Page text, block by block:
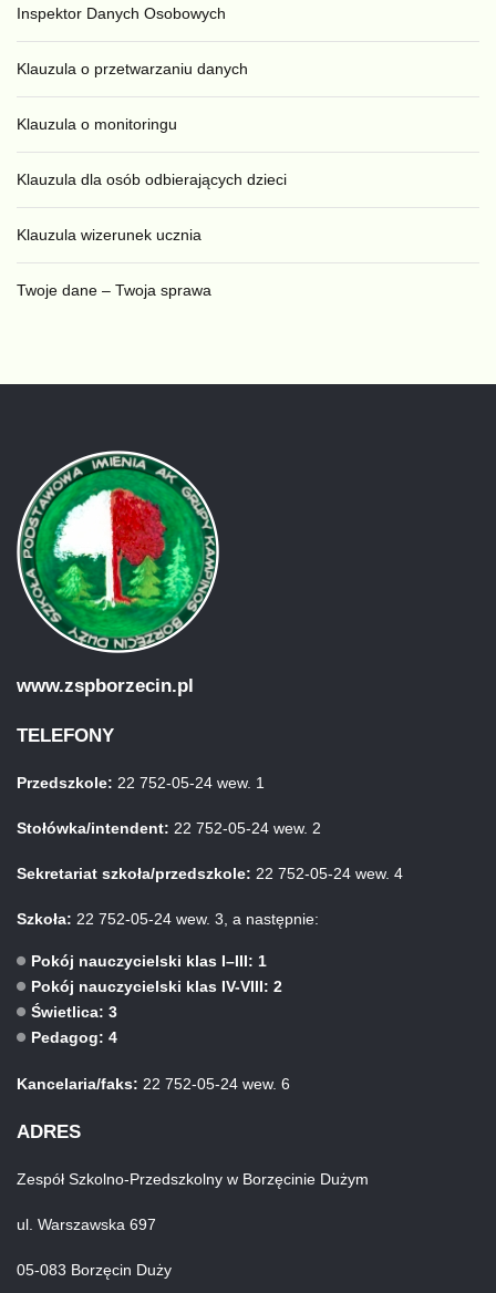
Inspektor Danych Osobowych
Klauzula o przetwarzaniu danych
Klauzula o monitoringu
Klauzula dla osób odbierających dzieci
Klauzula wizerunek ucznia
Twoje dane – Twoja sprawa
www.zspborzecin.pl
TELEFONY
Przedszkole: 22 752-05-24 wew. 1
Stołówka/intendent: 22 752-05-24 wew. 2
Sekretariat szkoła/przedszkole: 22 752-05-24 wew. 4
Szkoła: 22 752-05-24 wew. 3, a następnie:
Pokój nauczycielski klas I–III: 1
Pokój nauczycielski klas IV-VIII: 2
Świetlica: 3
Pedagog: 4
Kancelaria/faks: 22 752-05-24 wew. 6
ADRES
Zespół Szkolno-Przedszkolny w Borzęcinie Dużym
ul. Warszawska 697
05-083 Borzęcin Duży